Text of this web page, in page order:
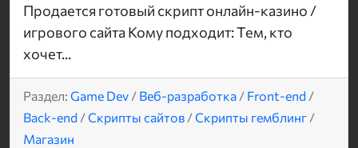
Продается готовый скрипт онлайн-казино /
игрового сайта Кому подходит: Тем, кто
хочет...
Раздел: Game Dev / Веб-разработка / Front-end /
Back-end /Скрипты сайтов /Скрипты гемблинг /
Магазин